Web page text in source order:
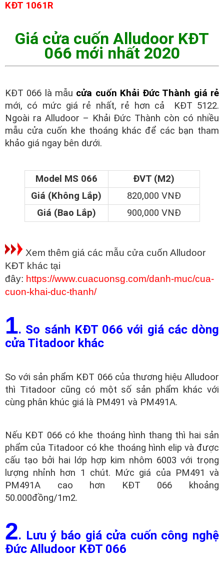
KĐT 1061R
Giá cửa cuốn Alludoor KĐT
066 mới nhất 2020
KĐT 066 là mẫu cửa cuốn Khải Đức Thành giá rẻ
mới, có mức giá rẻ nhất, rẻ hơn cả KĐT 5122.
Ngoài ra Alludoor – Khải Đức Thành còn có nhiều
mẫu cửa cuốn khe thoáng khác để các bạn tham
khảo giá ngay bên dưới.
Model MS 066
ĐVT (M2)
Giá (Không Lắp)
820,000 VNĐ
Giá (Bao Lắp)
900,000 VNĐ
Xem thêm giá các mẫu cửa cuốn Alludoor
KĐT khác tại
đây: https://www.cuacuonsg.com/danh-muc/cua-
cuon-khai-duc-thanh/
1. So sánh KĐT 066 với giá các dòng
cửa Titadoor khác
So với sản phẩm KĐT 066 của thương hiệu Alludoor
thì Titadoor cũng có một số sản phẩm khác với
cùng phân khúc giá là PM491 và PM491A.
Nếu KĐT 066 có khe thoáng hình thang thì hai sản
phẩm của Titadoor có khe thoáng hình elip và được
cấu tạo bởi hai lớp hợp kim nhôm 6003 với trọng
lượng nhỉnh hơn 1 chút. Mức giá của PM491 và
PM491A cao hơn KĐT 066 khoảng
50.000đồng/1m2.
2. Lưu ý báo giá cửa cuốn công nghệ
Đức Alludoor KĐT 066